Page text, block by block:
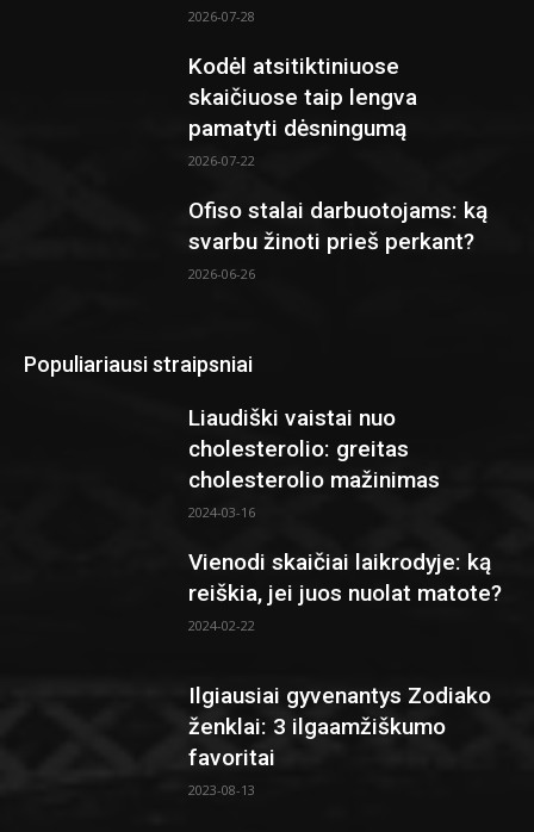
2026-07-28
Kodėl atsitiktiniuose
skaičiuose taip lengva
pamatyti dėsningumą
2026-07-22
Ofiso stalai darbuotojams: ką
svarbu žinoti prieš perkant?
2026-06-26
Populiariausi straipsniai
Liaudiški vaistai nuo
cholesterolio: greitas
cholesterolio mažinimas
2024-03-16
Vienodi skaičiai laikrodyje: ką
reiškia, jei juos nuolat matote?
2024-02-22
Ilgiausiai gyvenantys Zodiako
ženklai: 3 ilgaamžiškumo
favoritai
2023-08-13